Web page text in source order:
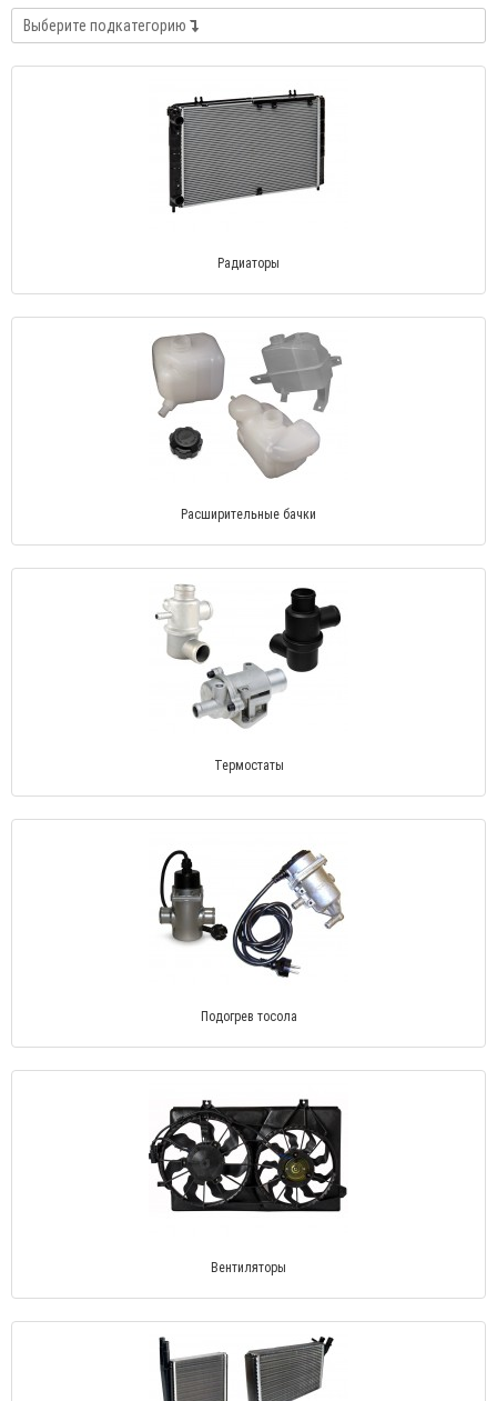
Выберите подкатегорию
Радиаторы
Расширительные бачки
Термостаты
Подогрев тосола
Вентиляторы